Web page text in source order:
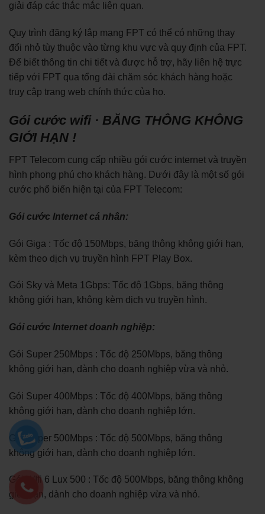
giải đáp các thắc mắc liên quan.
Quy trình đăng ký lắp mạng FPT có thể có những thay
đổi nhỏ tùy thuộc vào từng khu vực và quy định của FPT.
Để biết thông tin chi tiết và được hỗ trợ, hãy liên hệ trực
tiếp với FPT qua tổng đài chăm sóc khách hàng hoặc
truy cập trang web chính thức của họ.
Gói cước wifi · BĂNG THÔNG KHÔNG
GIỚI HẠN !
FPT Telecom cung cấp nhiều gói cước internet và truyền
hình phong phú cho khách hàng. Dưới đây là một số gói
cước phổ biến hiện tại của FPT Telecom:
Gói cước Internet cá nhân:
Gói Giga : Tốc độ 150Mbps, băng thông không giới hạn,
kèm theo dịch vụ truyền hình FPT Play Box.
Gói Sky và Meta 1Gbps: Tốc độ 1Gbps, băng thông
không giới hạn, không kèm dịch vụ truyền hình.
Gói cước Internet doanh nghiệp:
Gói Super 250Mbps : Tốc độ 250Mbps, băng thông
không giới hạn, dành cho doanh nghiệp vừa và nhỏ.
Gói Super 400Mbps : Tốc độ 400Mbps, băng thông
không giới hạn, dành cho doanh nghiệp lớn.
Gói Super 500Mbps : Tốc độ 500Mbps, băng thông
không giới hạn, dành cho doanh nghiệp lớn.
Gói WIfi 6 Lux 500 : Tốc độ 500Mbps, băng thông không
giới hạn, dành cho doanh nghiệp vừa và nhỏ.